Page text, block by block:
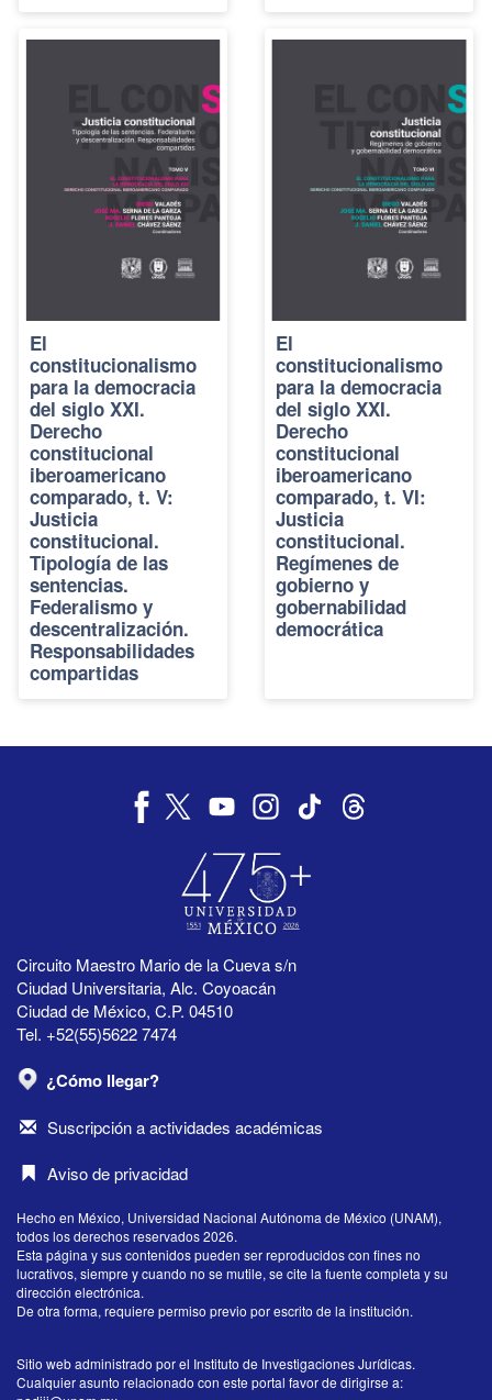
El
constitucionalismo
para la democracia
del siglo XXI.
Derecho
constitucional
iberoamericano
comparado, t. V:
Justicia
constitucional.
Tipología de las
sentencias.
Federalismo y
descentralización.
Responsabilidades
compartidas
El
constitucionalismo
para la democracia
del siglo XXI.
Derecho
constitucional
iberoamericano
comparado, t. VI:
Justicia
constitucional.
Regímenes de
gobierno y
gobernabilidad
democrática
Circuito Maestro Mario de la Cueva s/n
Ciudad Universitaria, Alc. Coyoacán
Ciudad de México, C.P. 04510
Tel. +52(55)5622 7474
¿Cómo llegar?
Suscripción a actividades académicas
Aviso de privacidad
Hecho en México, Universidad Nacional Autónoma de México (UNAM),
todos los derechos reservados 2026.
Esta página y sus contenidos pueden ser reproducidos con fines no
lucrativos, siempre y cuando no se mutile, se cite la fuente completa y su
dirección electrónica.
De otra forma, requiere permiso previo por escrito de la institución.
Sitio web administrado por el Instituto de Investigaciones Jurídicas.
Cualquier asunto relacionado con este portal favor de dirigirse a: